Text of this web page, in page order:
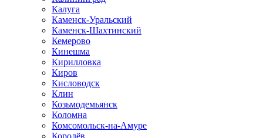
Калуга
Каменск-Уральский
Каменск-Шахтинский
Кемерово
Кинешма
Кирилловка
Киров
Кисловодск
Клин
Козьмодемьянск
Коломна
Комсомольск-на-Амуре
Королёв